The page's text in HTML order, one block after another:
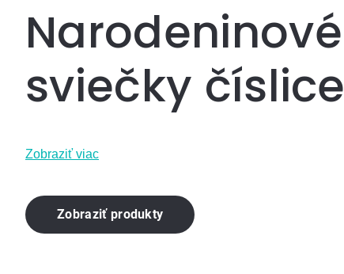
Narodeninové
sviečky číslice
Zobraziť viac
Zobraziť produkty